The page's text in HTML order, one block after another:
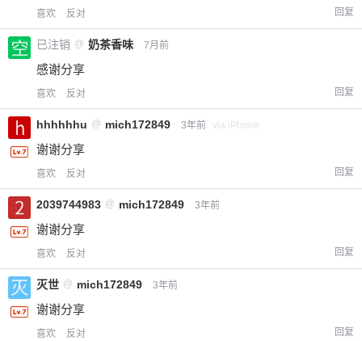
喜欢 反对 回复
已注销 @ 奶茶香味 7月前
感谢分享
喜欢 反对 回复
hhhhhhu @ mich172849 3年前 via iPhone
谢谢分享
喜欢 反对 回复
2039744983 @ mich172849 3年前
谢谢分享
喜欢 反对 回复
灭世 @ mich172849 3年前
谢谢分享
喜欢 反对 回复